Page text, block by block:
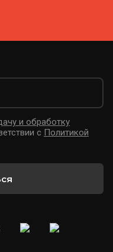
и обработку
с Политикой